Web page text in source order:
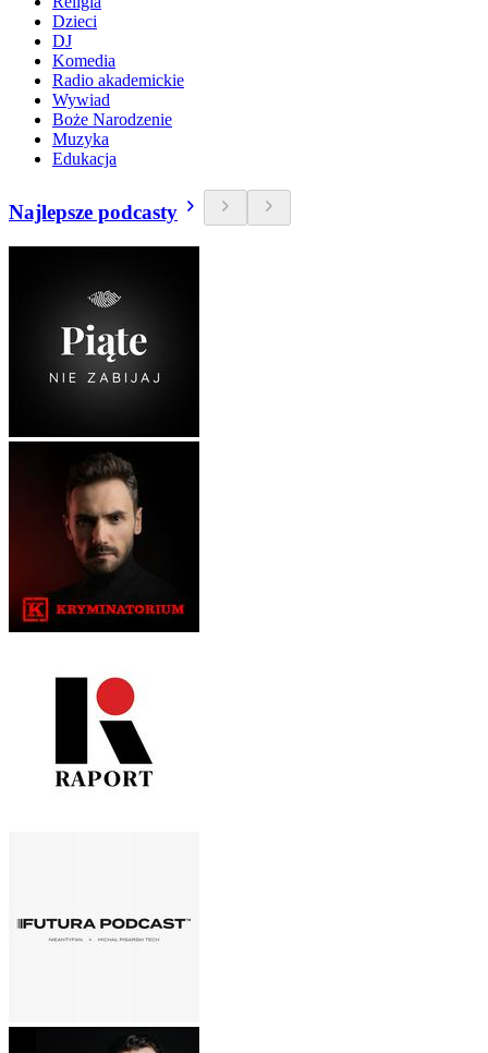
Dzieci
DJ
Komedia
Radio akademickie
Wywiad
Boże Narodzenie
Muzyka
Edukacja
Najlepsze podcasty